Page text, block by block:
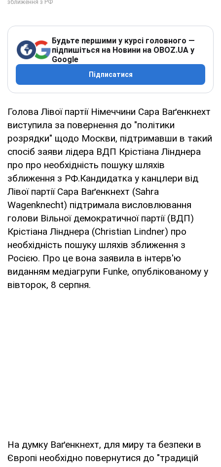
Будьте першими у курсі головного —
підпишіться на Новини на OBOZ.UA у
Google
Підписатися
Голова Лівої партії Німеччини Сара Ваґенкнехт
виступила за повернення до "політики
розрядки" щодо Москви, підтримавши в такий
спосіб заяви лідера ВДП Крістіана Лінднера
про про необхідність пошуку шляхів
зближення з РФ.Кандидатка у канцлери від
Лівої партії Сара Ваґенкнехт (Sahra
Wagenknecht) підтримала висловлювання
голови Вільної демократичної партії (ВДП)
Крістіана Лінднера (Christian Lindner) про
необхідність пошуку шляхів зближення з
Росією. Про це вона заявила в інтерв'ю
виданням медіагрупи Funke, опублікованому у
вівторок, 8 серпня.
На думку Ваґенкнехт, для миру та безпеки в
Європі необхідно повернутися до "традицій